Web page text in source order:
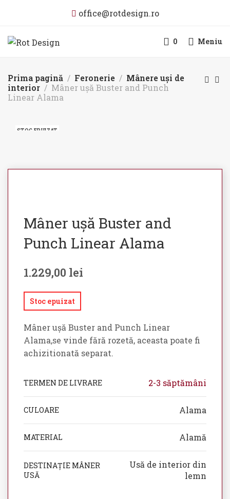
office@rotdesign.ro
0 Meniu
Prima pagină Feronerie
Mânere uși de
interior
Mâner ușă Buster and Punch
Linear Alama
STOC EPUIZAT
Mâner ușă Buster and
Punch Linear Alama
1.229,00 lei
Stoc epuizat
Mâner ușă Buster and Punch Linear
Alama,se vinde fără rozetă, aceasta poate fi
achizitionată separat.
TERMEN DE LIVRARE 2-3 săptămâni
CULOARE Alama
MATERIAL Alamă
DESTINAȚIE MÂNER
USĂ
Usă de interior din
lemn